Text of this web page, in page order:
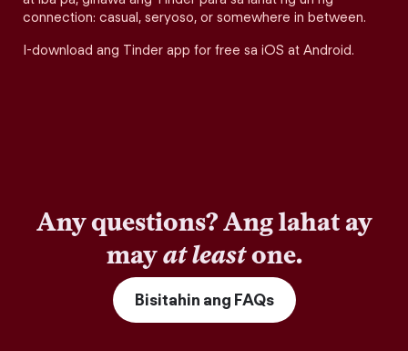
connection: casual, seryoso, or somewhere in between.
I-download ang Tinder app for free sa iOS at Android.
Any questions? Ang lahat ay
mayat leastone.
Bisitahin ang FAQs